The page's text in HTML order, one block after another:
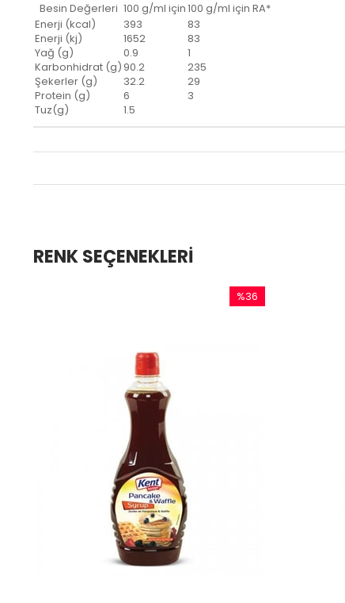
Besin Değerleri 100 g/ml için100 g/ml için RA*
Enerji (kcal)
393
83
Enerji (kj)
1652
83
Yağ (g)
0.9
1
Karbonhidrat (g) 90.2
235
Şekerler (g)
32.2
29
Protein (g)
6
3
Tuz(g)
1.5
RENK SEÇENEKLERI
%36